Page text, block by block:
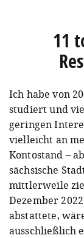
11
Ich habe von
studiert und
geringen
vielleicht an
Kontostand –
sächsische
mittlerweile
Dezember
abstattete,
ausschließlich